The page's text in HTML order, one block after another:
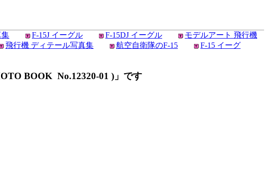
集 F-15J イーグル F-15DJ イーグル
モデルアート 飛行機
飛行機 ディテール写真集 航空自衛隊のF-15
F-15 イーグ
BOOK No.12320-01 )」です